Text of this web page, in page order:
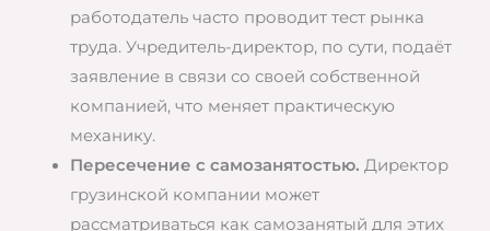
работодатель часто проводит тест рынка
труда. Учредитель-директор, по сути, подаёт
заявление в связи со своей собственной
компанией, что меняет практическую
механику.
Пересечение с самозанятостью. Директор
грузинской компании может
рассматриваться как самозанятый для этих